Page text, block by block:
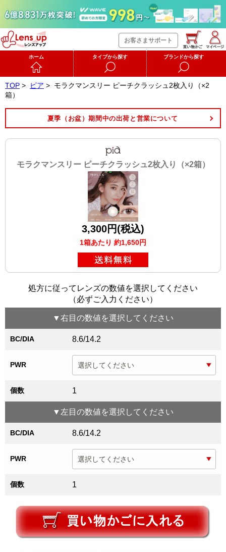
お客さまサポート
ホーム タイプから探す ブランドから探す
TOP > ピア > モラクマンスリー ピーチクラッシュ2枚入り（×2
箱）
夏季（お盆）期間中の出荷と営業について
モラクマンスリー ピーチクラッシュ2枚入り（×2箱）
3,300円(税込)
1箱あたり 約1,650円
処方に従ってレンズの数値を選択してください
（必ずご入力ください）
▼右目 の数値を選択してください
BC/DIA 8.6/14.2
PWR
個数 1
▼ 左目 の数値を選択してください
BC/DIA 8.6/14.2
PWR
個数 1